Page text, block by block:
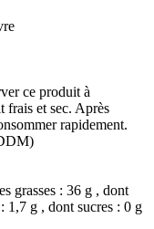
ce produit à
frais et sec. Après
rapidement.
grasses : 36 g , dont
1,7 g , dont sucres : 0 g